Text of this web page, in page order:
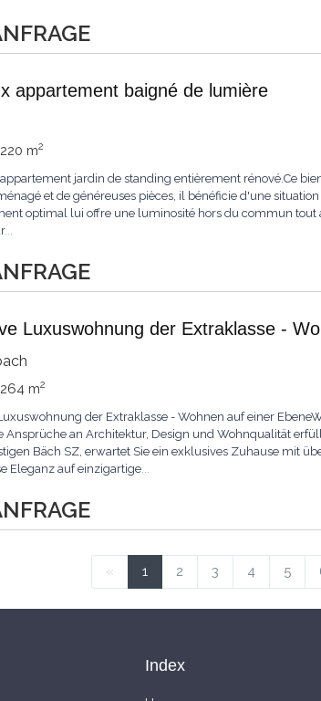
appartement baigné de lumière
220 m2
jardin de standing entièrement rénové.Ce
et de généreuses pièces, il bénéficie d'une
optimal lui offre une luminosité hors du commun tout
...
Luxuswohnung der Extraklasse -
264 m2
der Extraklasse - Wohnen auf einer
Ansprüche an Architektur, Design und Wohnqualität
Bäch SZ, erwartet Sie ein exklusives Zuhause mit
Eleganz auf einzigartige...
« 1 2 3 4 5
Index